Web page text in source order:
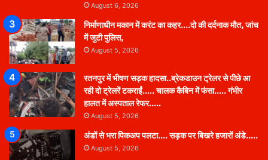
August 6, 2026
निर्माणाधीन मकान में करंट का कहर….दो की दर्दनाक मौत, जांच
में जुटी पुलिस,
August 5, 2026
रतनपुर में भीषण सड़क हादसा..ब्रेकडाउन ट्रेलर से पीछे आ
रही दो ट्रेलरें टकराईं….. चालक कैबिन में फंसा….. गंभीर
हालत में अस्पताल रेफर…..
August 5, 2026
अंडों से भरा पिकअप पलटा…. सड़क पर बिखरे हजारों अंडे…..
August 5, 2026